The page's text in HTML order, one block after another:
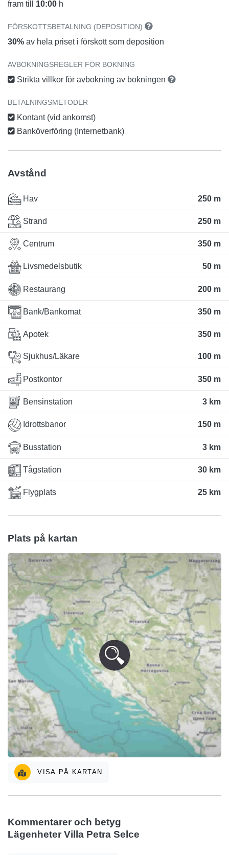
fram till 10:00 h
FÖRSKOTTSBETALNING (DEPOSITION)
30% av hela priset i förskott som deposition
AVBOKNINGSREGLER FÖR BOKNING
Strikta villkor för avbokning av bokningen
BETALNINGSMETODER
Kontant (vid ankomst)
Banköverföring (Internetbank)
Avstånd
Hav 250 m
Strand 250 m
Centrum 350 m
Livsmedelsbutik 50 m
Restaurang 200 m
Bank/Bankomat 350 m
Apotek 350 m
Sjukhus/Läkare 100 m
Postkontor 350 m
Bensinstation 3 km
Idrottsbanor 150 m
Busstation 3 km
Tågstation 30 km
Flygplats 25 km
Plats på kartan
VISA PÅ KARTAN
Kommentarer och betyg
Lägenheter Villa Petra Selce